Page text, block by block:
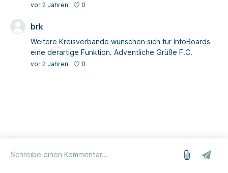
vor 2 Jahren 0
brk
Weitere Kreisverbände wünschen sich für InfoBoards
eine derartige Funktion. Adventliche Grüße F.C.
vor 2 Jahren 0